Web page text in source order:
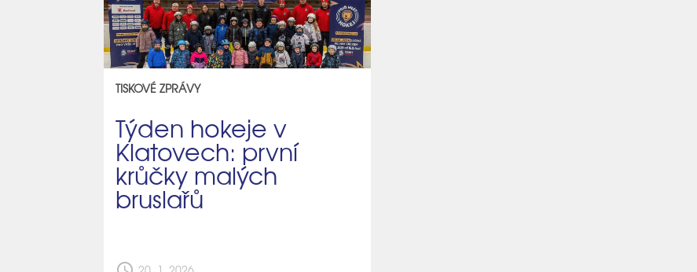
TISKOVÉ ZPRÁVY
Týden hokeje v
Klatovech: první
krůčky malých
bruslařů